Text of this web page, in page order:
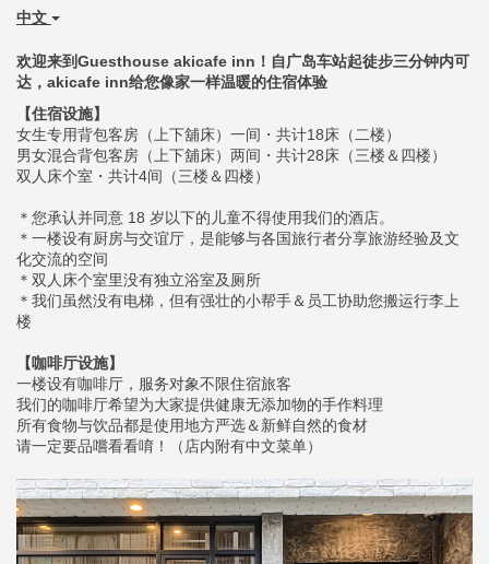
中文
欢迎来到Guesthouse akicafe inn！自广岛车站起徒步三分钟内可
达，akicafe inn给您像家一样温暖的住宿体验
【住宿设施】
女生专用背包客房（上下舖床）一间・共计18床（二楼）
男女混合背包客房（上下舖床）两间・共计28床（三楼＆四楼）
双人床个室・共计4间（三楼＆四楼）
＊您承认并同意 18 岁以下的儿童不得使用我们的酒店。
​​​​​​​＊一楼设有厨房与交谊厅，是能够与各国旅行者分享旅游经验及文
化交流的空间
＊双人床个室里没有独立浴室及厕所
＊我们虽然没有电梯，但有强壮的小帮手＆员工协助您搬运行李上
楼
【咖啡厅设施】
一楼设有咖啡厅，服务对象不限住宿旅客
我们的咖啡厅希望为大家提供健康无添加物的手作料理
所有食物与饮品都是使用地方严选＆新鲜自然的食材
请一定要品嚐看看唷！（店内附有中文菜单）